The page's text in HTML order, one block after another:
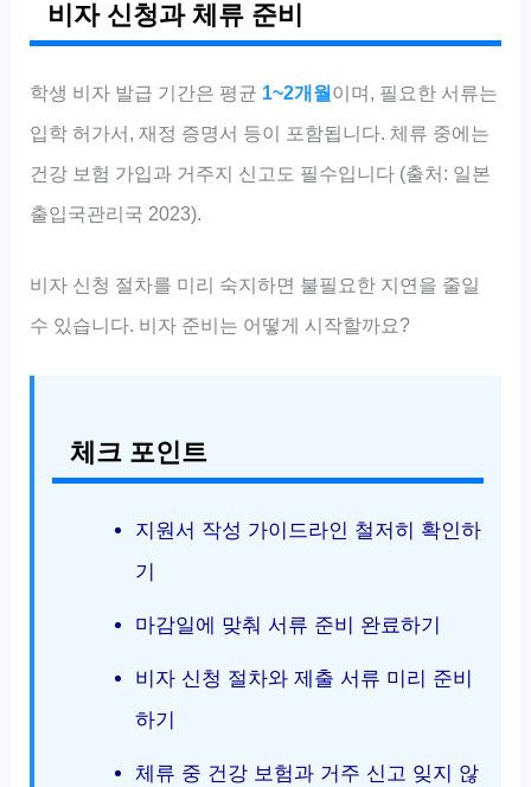
비자 신청과 체류 준비
학생 비자 발급 기간은 평균 1~2개월이며, 필요한 서류는
입학 허가서, 재정 증명서 등이 포함됩니다. 체류 중에는
건강 보험 가입과 거주지 신고도 필수입니다 (출처: 일본
출입국관리국 2023).
비자 신청 절차를 미리 숙지하면 불필요한 지연을 줄일
수 있습니다. 비자 준비는 어떻게 시작할까요?
체크 포인트
지원서 작성 가이드라인 철저히 확인하
기
마감일에 맞춰 서류 준비 완료하기
비자 신청 절차와 제출 서류 미리 준비
하기
체류 중 건강 보험과 거주 신고 잊지 않